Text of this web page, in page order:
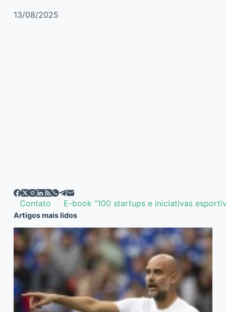
13/08/2025
Contato E-book “100 startups e iniciativas
Artigos mais lidos